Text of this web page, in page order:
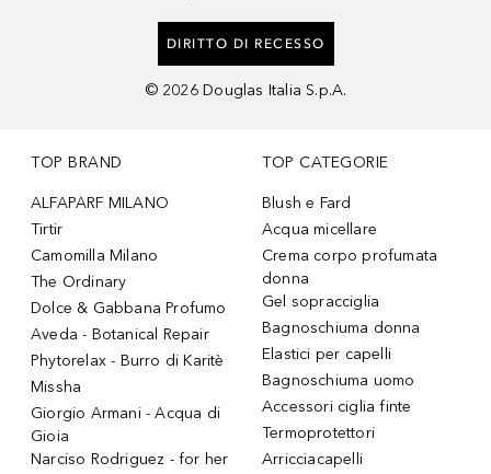
DIRITTO DI RECESSO
© 2026 Douglas Italia S.p.A.
TOP BRAND
ALFAPARF MILANO
Tirtir
Camomilla Milano
The Ordinary
Dolce & Gabbana Profumo
Aveda - Botanical Repair
Phytorelax - Burro di Karitè
Missha
Giorgio Armani - Acqua di
Gioia
Narciso Rodriguez - for her
TOP CATEGORIE
Blush e Fard
Acqua micellare
Crema corpo profumata
donna
Gel sopracciglia
Bagnoschiuma donna
Elastici per capelli
Bagnoschiuma uomo
Accessori ciglia finte
Termoprotettori
Arricciacapelli